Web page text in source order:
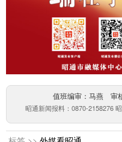
值班编审：马燕 审
昭通新闻报料：0870-2158276